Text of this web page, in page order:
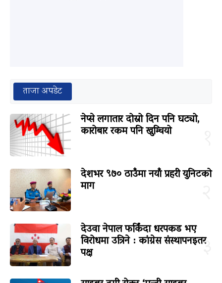
ताजा अपडेट
नेप्से लगातार दोस्रो दिन पनि घट्यो,
कारोबार रकम पनि खुम्चियो
देशभर ९७० ठाउँमा नयाँ प्रहरी युनिटको
माग
३
देउवा नेपाल फर्किंदा धरपकड भए
विरोधमा उत्रिने : कांग्रेस संस्थापनइतर
पक्ष